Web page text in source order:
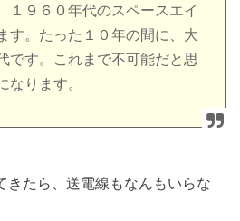
１９６０年代のスペースエイ
す。たった１０年の間に、大
です。これまで不可能だと思
なります。
きたら、送電線もなんもいらな